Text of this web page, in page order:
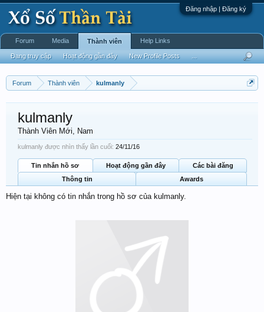
Đăng nhập | Đăng ký
Forum Thành viên kulmanly
kulmanly
Thành Viên Mới, Nam
kulmanly được nhìn thấy lần cuối: 24/11/16
Tin nhắn hồ sơ Hoạt động gần đây
Các bài đăng
Thông tin
Awards
Hiện tại không có tin nhắn trong hồ sơ của kulmanly.
Forum Media Thành viên
Đang truy cập Hoạt động gần đây New Profile Posts
Help Links